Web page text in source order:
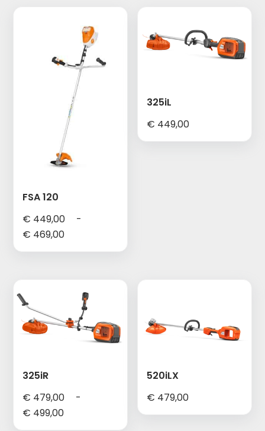
FSA 120
€ 449,00
-
€ 469,00
€ 449,00
325iL
€ 449,00
325iR
€ 479,00
-
€ 499,00
€ 479,00
520iLX
€ 479,00